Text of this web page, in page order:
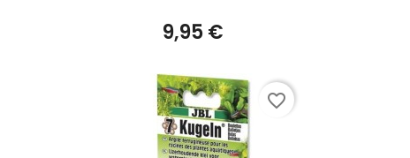
9,95 €
favorite_border